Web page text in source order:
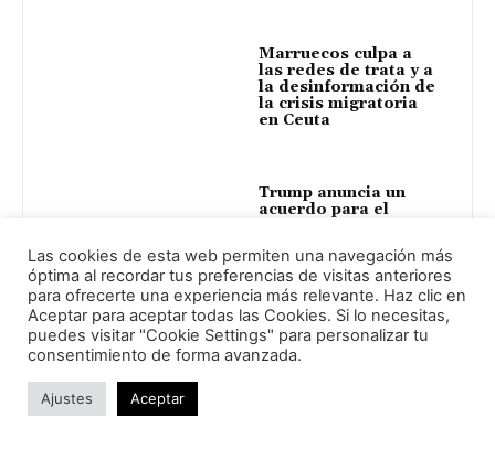
Marruecos culpa a
las redes de trata y a
la desinformación de
la crisis migratoria
en Ceuta
Trump anuncia un
acuerdo para el
gobernanza en Gaza
Crisis migratoria en
Ceuta: causas,
contexto y claves
Las cookies de esta web permiten una navegación más
óptima al recordar tus preferencias de visitas anteriores
para ofrecerte una experiencia más relevante. Haz clic en
Aceptar para aceptar todas las Cookies. Si lo necesitas,
puedes visitar "Cookie Settings" para personalizar tu
consentimiento de forma avanzada.
Ajustes Aceptar